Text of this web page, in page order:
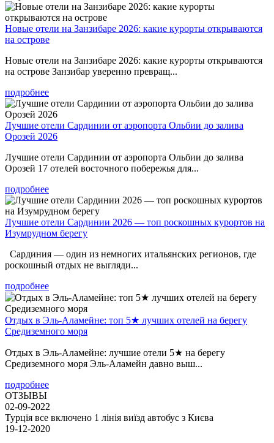
Новые отели на Занзибаре 2026: какие курорты открываются
на острове
Новые отели на Занзибаре 2026: какие курорты открываются
на острове Занзибар уверенно превращ...
подробнее
Лучшие отели Сардинии от аэропорта Ольбии до залива
Орозей 2026
Лучшие отели Сардинии от аэропорта Ольбии до залива
Орозей 17 отелей восточного побережья для...
подробнее
Лучшие отели Сардинии 2026 — топ роскошных курортов на
Изумрудном берегу
Сардиния — один из немногих итальянских регионов, где
роскошный отдых не выгляди...
подробнее
Отдых в Эль-Аламейне: топ 5★ лучших отелей на берегу
Средиземного моря
Отдых в Эль-Аламейне: лучшие отели 5★ на берегу
Средиземного моря Эль-Аламейн давно выш...
подробнее
ОТЗЫВЫ
02-09-2022
Турція все включено 1 лінія виїзд автобус з Києва
19-12-2020